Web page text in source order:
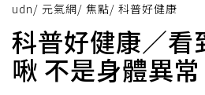
udn/ 元氣網/ 焦點/ 科普好健康
科普好健康／看
啾 不是身體異常